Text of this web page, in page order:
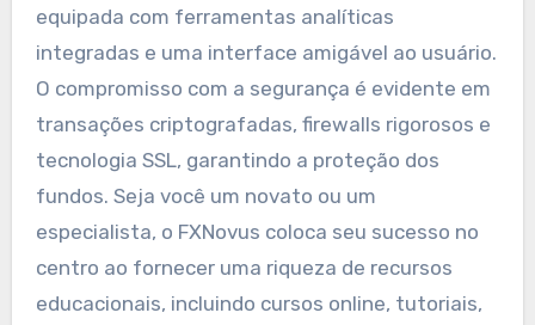
equipada com ferramentas analíticas
integradas e uma interface amigável ao usuário.
O compromisso com a segurança é evidente em
transações criptografadas, firewalls rigorosos e
tecnologia SSL, garantindo a proteção dos
fundos. Seja você um novato ou um
especialista, o FXNovus coloca seu sucesso no
centro ao fornecer uma riqueza de recursos
educacionais, incluindo cursos online, tutoriais,